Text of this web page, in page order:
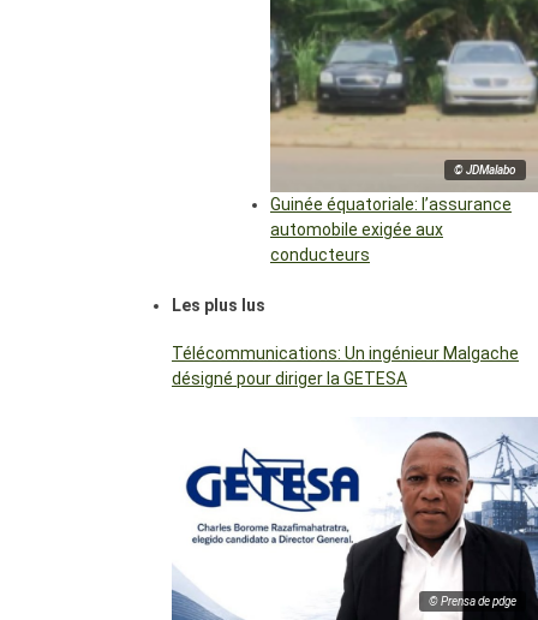
© JDMalabo
Guinée équatoriale: l’assurance
automobile exigée aux
conducteurs
Les plus lus
Télécommunications: Un ingénieur Malgache
désigné pour diriger la GETESA
© Prensa de pdge